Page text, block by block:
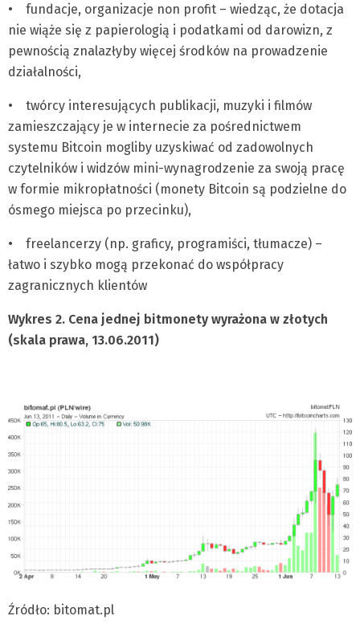
• fundacje, organizacje non profit – wiedząc, że dotacja
nie wiąże się z papierologią i podatkami od darowizn, z
pewnością znalazłyby więcej środków na prowadzenie
działalności,
• twórcy interesujących publikacji, muzyki i filmów
zamieszczający je w internecie za pośrednictwem
systemu Bitcoin mogliby uzyskiwać od zadowolnych
czytelników i widzów mini-wynagrodzenie za swoją pracę
w formie mikropłatności (monety Bitcoin są podzielne do
ósmego miejsca po przecinku),
• freelancerzy (np. graficy, programiści, tłumacze) –
łatwo i szybko mogą przekonać do współpracy
zagranicznych klientów
Wykres 2. Cena jednej bitmonety wyrażona w złotych
(skala prawa, 13.06.2011)
Źródło: bitomat.pl